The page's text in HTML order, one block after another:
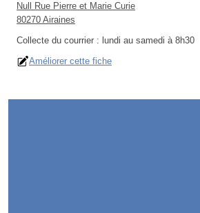
Null Rue Pierre et Marie Curie
80270 Airaines
Collecte du courrier : lundi au samedi à 8h30
Améliorer cette fiche